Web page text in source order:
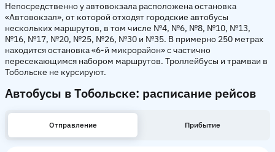
Непосредственно у автовокзала расположена остановка
«Автовокзал», от которой отходят городские автобусы
нескольких маршрутов, в том числе №4, №6, №8, №10, №13,
№16, №17, №20, №25, №26, №30 и №35. В примерно 250 метрах
находится остановка «6-й микрорайон» с частично
пересекающимся набором маршрутов. Троллейбусы и трамваи в
Тобольске не курсируют.
Автобусы в Тобольске: расписание рейсов
Отправление Прибытие